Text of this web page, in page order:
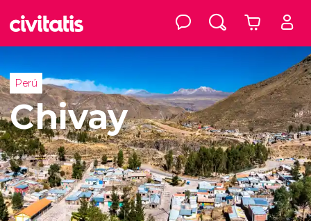
Perú
Chivay